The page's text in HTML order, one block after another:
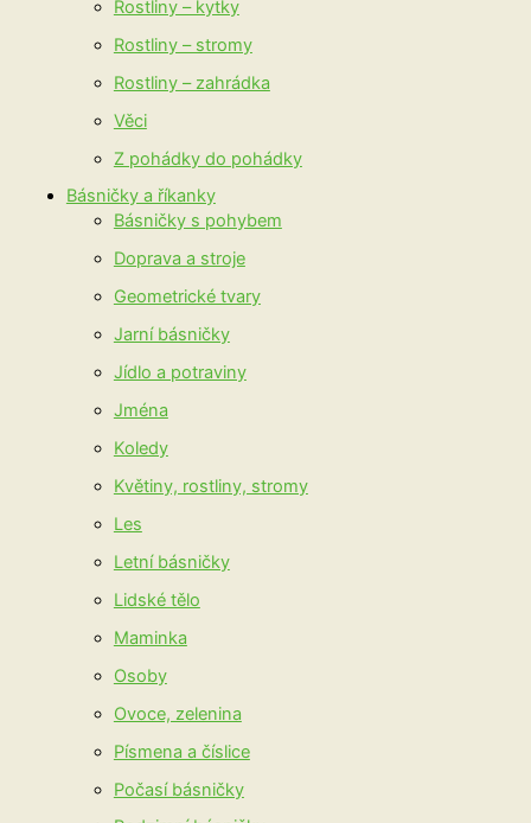
Rostliny – kytky
Rostliny – stromy
Rostliny – zahrádka
Věci
Z pohádky do pohádky
Básničky a říkanky
Básničky s pohybem
Doprava a stroje
Geometrické tvary
Jarní básničky
Jídlo a potraviny
Jména
Koledy
Květiny, rostliny, stromy
Les
Letní básničky
Lidské tělo
Maminka
Osoby
Ovoce, zelenina
Písmena a číslice
Počasí básničky